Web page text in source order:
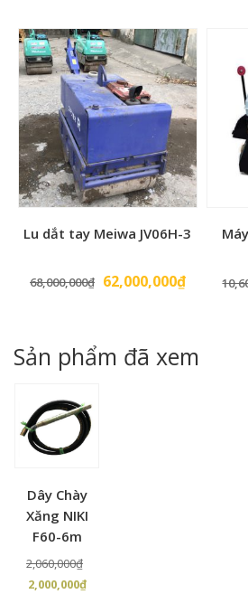
là:
42,350,000₫.
tại
là:
Lu dắt tay Meiwa JV06H-3
68,000,000₫ Giá
62,000,000₫Giá
Sản phẩm đã xem
Dây Chày
Xăng NIKI
F60-6m
2,060,000₫
2,000,000₫Giá